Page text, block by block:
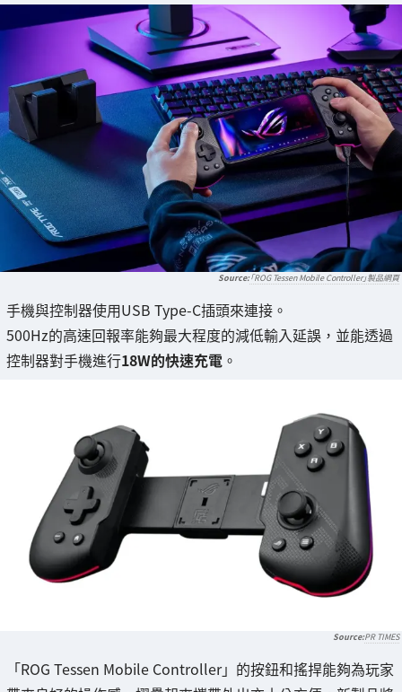
「ROG Tessen Mobile Controller」製品網頁
手機與控制器使用USB Type-C插頭來連接。
500Hz的高速回報率能夠最大程度的減低輸入延誤，並能透過
控制器對手機進行18W的快速充電 。
PR TIMES
「ROG Tessen Mobile Controller」的按鈕和搖捍能夠為玩家